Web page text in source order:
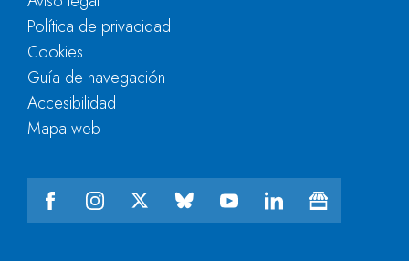
Política de privacidad
Cookies
Guía de navegación
Accesibilidad
Mapa web